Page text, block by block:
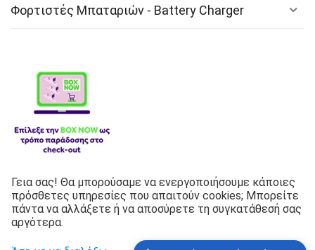
Φορτιστές Μπαταριών - Battery Charger
Λιπαντικά
Copyright © 2026 G.P Battery Center Corporation Inc. Με
την επιφύλαξη παντός δικαιώματος.
Γεια σας! Θα μπορούσαμε να ενεργοποιήσουμε κάποιες
πρόσθετες υπηρεσίες που απαιτούν cookies; Μπορείτε
πάντα να αλλάξετε ή να αποσύρετε τη συγκατάθεσή σας
αργότερα.